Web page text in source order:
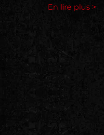
En lire plus >